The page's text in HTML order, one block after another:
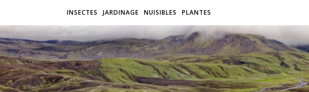
INSECTES JARDINAGE NUISIBLES PLANTES